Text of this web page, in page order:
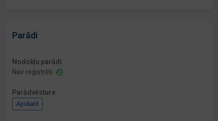
Parādi
Nodokļu parādi
Nav reģistrēti
Parādvēsture
Apskatīt